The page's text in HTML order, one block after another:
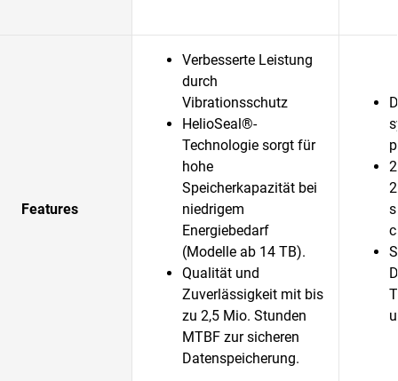
Features
Verbesserte Leistung
durch
Vibrationsschutz
HelioSeal®-
Technologie sorgt für
hohe
Speicherkapazität bei
niedrigem
Energiebedarf
(Modelle ab 14 TB).
Qualität und
Zuverlässigkeit mit bis
zu 2,5 Mio. Stunden
MTBF zur sicheren
Datenspeicherung.